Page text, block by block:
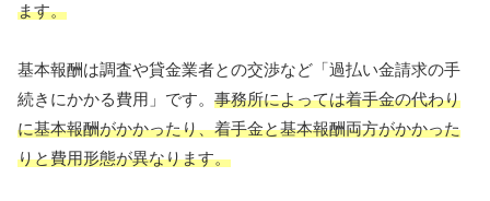
ます。
基本報酬は調査や貸金業者との交渉など「過払い金請求の手
続きにかかる費用」です。 事務所によっては着手金の代わり
に基本報酬がかかったり、着手金と基本報酬両方がかかった
りと費用形態が異なります。